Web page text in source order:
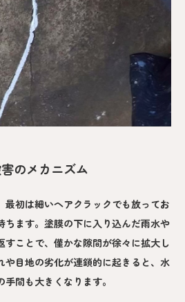
のメカニズム
最初は細いヘアクラックでも放ってお
ちます。塗膜の下に入り込んだ雨水や
すことで、僅かな隙間が徐々に拡大し
や目地の劣化が連鎖的に起きると、水
間も大きくなります。